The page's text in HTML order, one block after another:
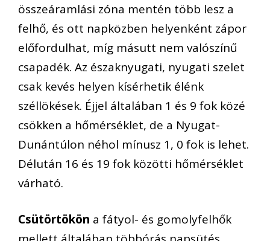
összeáramlási zóna mentén több lesz a
felhő, és ott napközben helyenként zápor
előfordulhat, míg másutt nem valószínű
csapadék. Az északnyugati, nyugati szelet
csak kevés helyen kísérhetik élénk
széllökések. Éjjel általában 1 és 9 fok közé
csökken a hőmérséklet, de a Nyugat-
Dunántúlon néhol mínusz 1, 0 fok is lehet.
Délután 16 és 19 fok közötti hőmérséklet
várható.
Csütörtökön a fátyol- és gomolyfelhők